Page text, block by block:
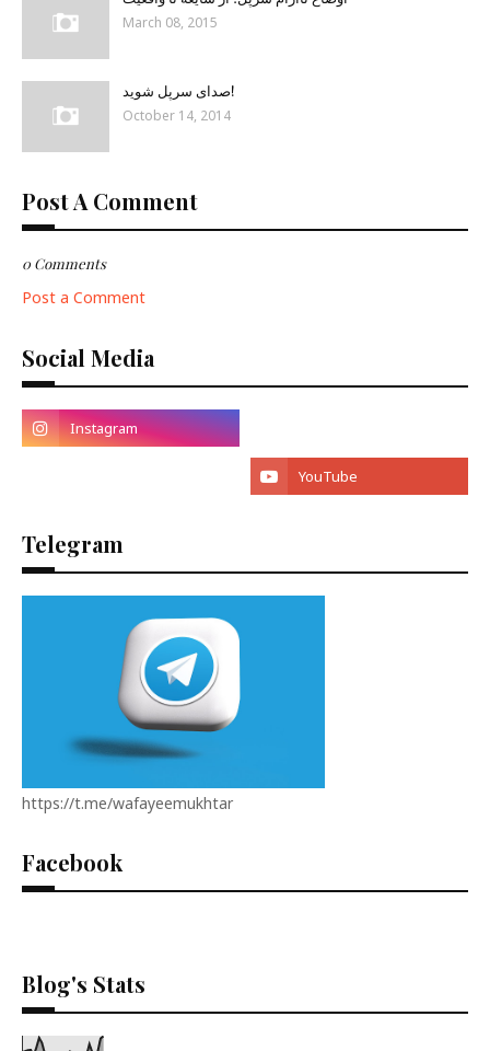
March 08, 2015
صدای سرپل شوید!
October 14, 2014
Post A Comment
0 Comments
Post a Comment
Social Media
Telegram
https://t.me/wafayeemukhtar
Facebook
Blog's Stats